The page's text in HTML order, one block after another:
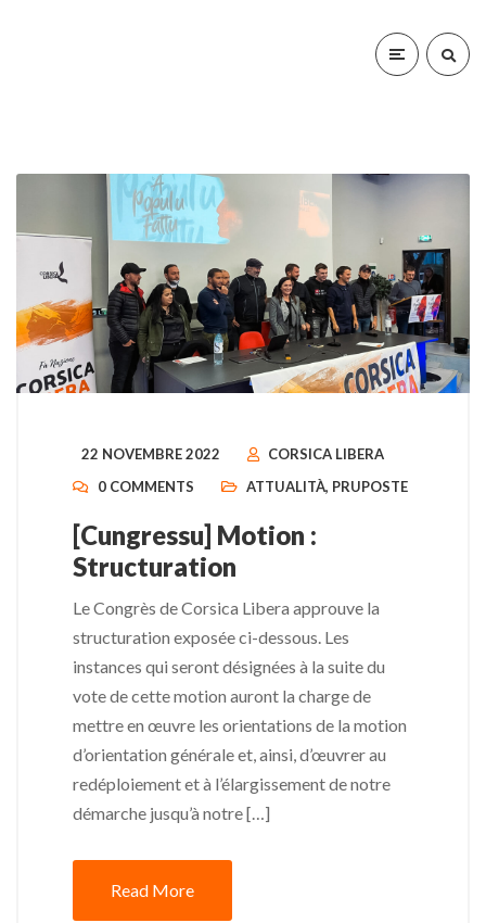
22 NOVEMBRE 2022
CORSICA LIBERA
0 COMMENTS
ATTUALITÀ, PRUPOSTE
[Cungressu] Motion :
Structuration
Le Congrès de Corsica Libera approuve la
structuration exposée ci-dessous. Les
instances qui seront désignées à la suite du
vote de cette motion auront la charge de
mettre en œuvre les orientations de la motion
d’orientation générale et, ainsi, d’œuvrer au
redéploiement et à l’élargissement de notre
démarche jusqu’à notre […]
Read More